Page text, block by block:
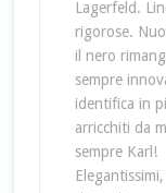
Lagerfeld.
rigorose.
il nero
sempre
identifica in
arricchiti da
sempre Karl!